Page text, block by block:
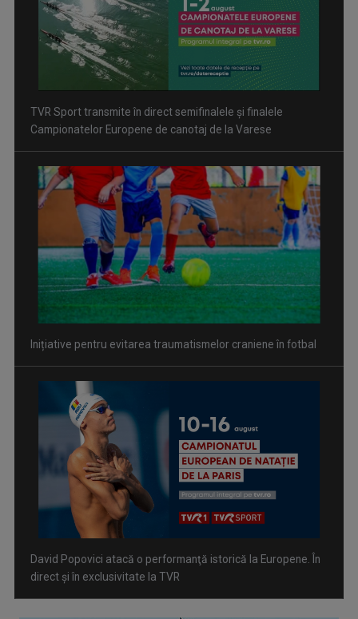
Inițiative pentru evitarea traumatismelor craniene în fotbal
David Popovici atacă o performanţă istorică la Europene. În
direct şi în exclusivitate la TVR
Spectacol total la TVR: David Popovici și tricolorii luptă
pentru aur la Europenele de Natație de la Paris